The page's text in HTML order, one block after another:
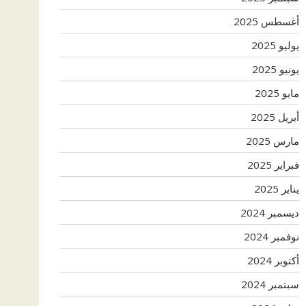
أغسطس 2025
يوليو 2025
يونيو 2025
مايو 2025
أبريل 2025
مارس 2025
فبراير 2025
يناير 2025
ديسمبر 2024
نوفمبر 2024
أكتوبر 2024
سبتمبر 2024